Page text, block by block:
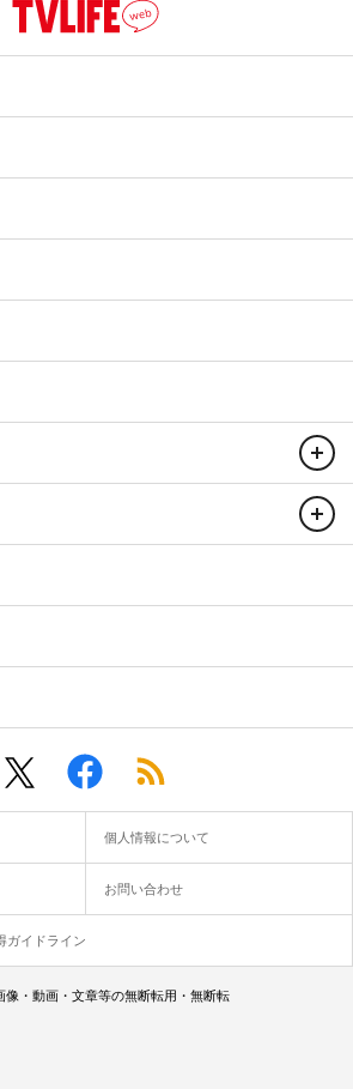
個人情報について
お問い合わせ
ガイドライン
像・動画・文章等の無断転用・無断転